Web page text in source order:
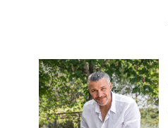
Bebé
Clásico
Clásico stretch
Clásico ultra ligero